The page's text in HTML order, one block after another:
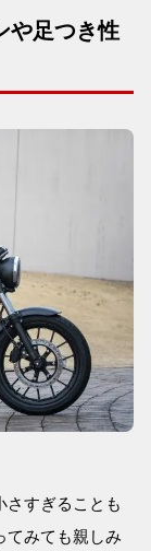
や足つき性
さすぎることも
てみても親しみ